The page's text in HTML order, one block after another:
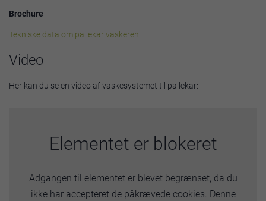
Brochure
Tekniske data om pallekar vaskeren
Video
Her kan du se en video af vaskesystemet til pallekar:
Elementet er blokeret
Adgangen til elementet er blevet begrænset, da du
ikke har accepteret de påkrævede cookies. Denne